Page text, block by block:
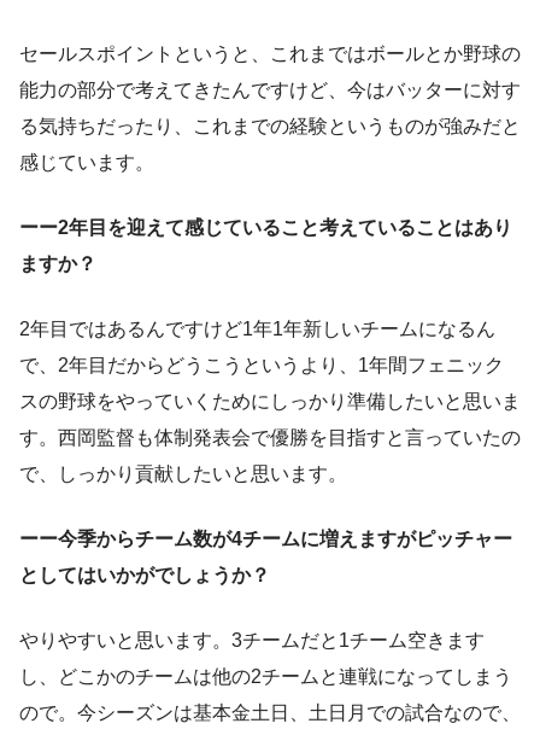
セールスポイントというと、これまではボールとか野球の
能力の部分で考えてきたんですけど、今はバッターに対す
る気持ちだったり、これまでの経験というものが強みだと
感じています。
ーー2年目を迎えて感じていること考えていることはあり
ますか？
2年目ではあるんですけど1年1年新しいチームになるん
で、2年目だからどうこうというより、1年間フェニック
スの野球をやっていくためにしっかり準備したいと思いま
す。西岡監督も体制発表会で優勝を目指すと言っていたの
で、しっかり貢献したいと思います。
ーー今季からチーム数が4チームに増えますがピッチャー
としてはいかがでしょうか？
やりやすいと思います。3チームだと1チーム空きます
し、どこかのチームは他の2チームと連戦になってしまう
ので。今シーズンは基本金土日、土日月での試合なので、